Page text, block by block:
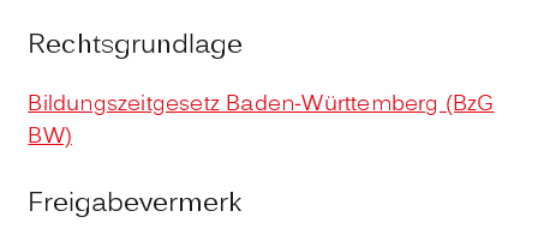
Rechtsgrundlage
Bildungszeitgesetz Baden-Württemberg (BzG
BW)
Freigabevermerk